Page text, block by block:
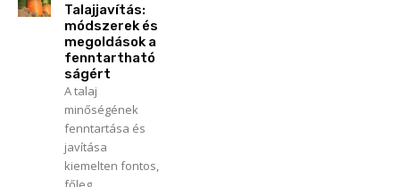
Talajjavítás:
módszerek és
megoldások a
fenntartható
ságért
A talaj
minőségének
fenntartása és
javítása
kiemelten fontos,